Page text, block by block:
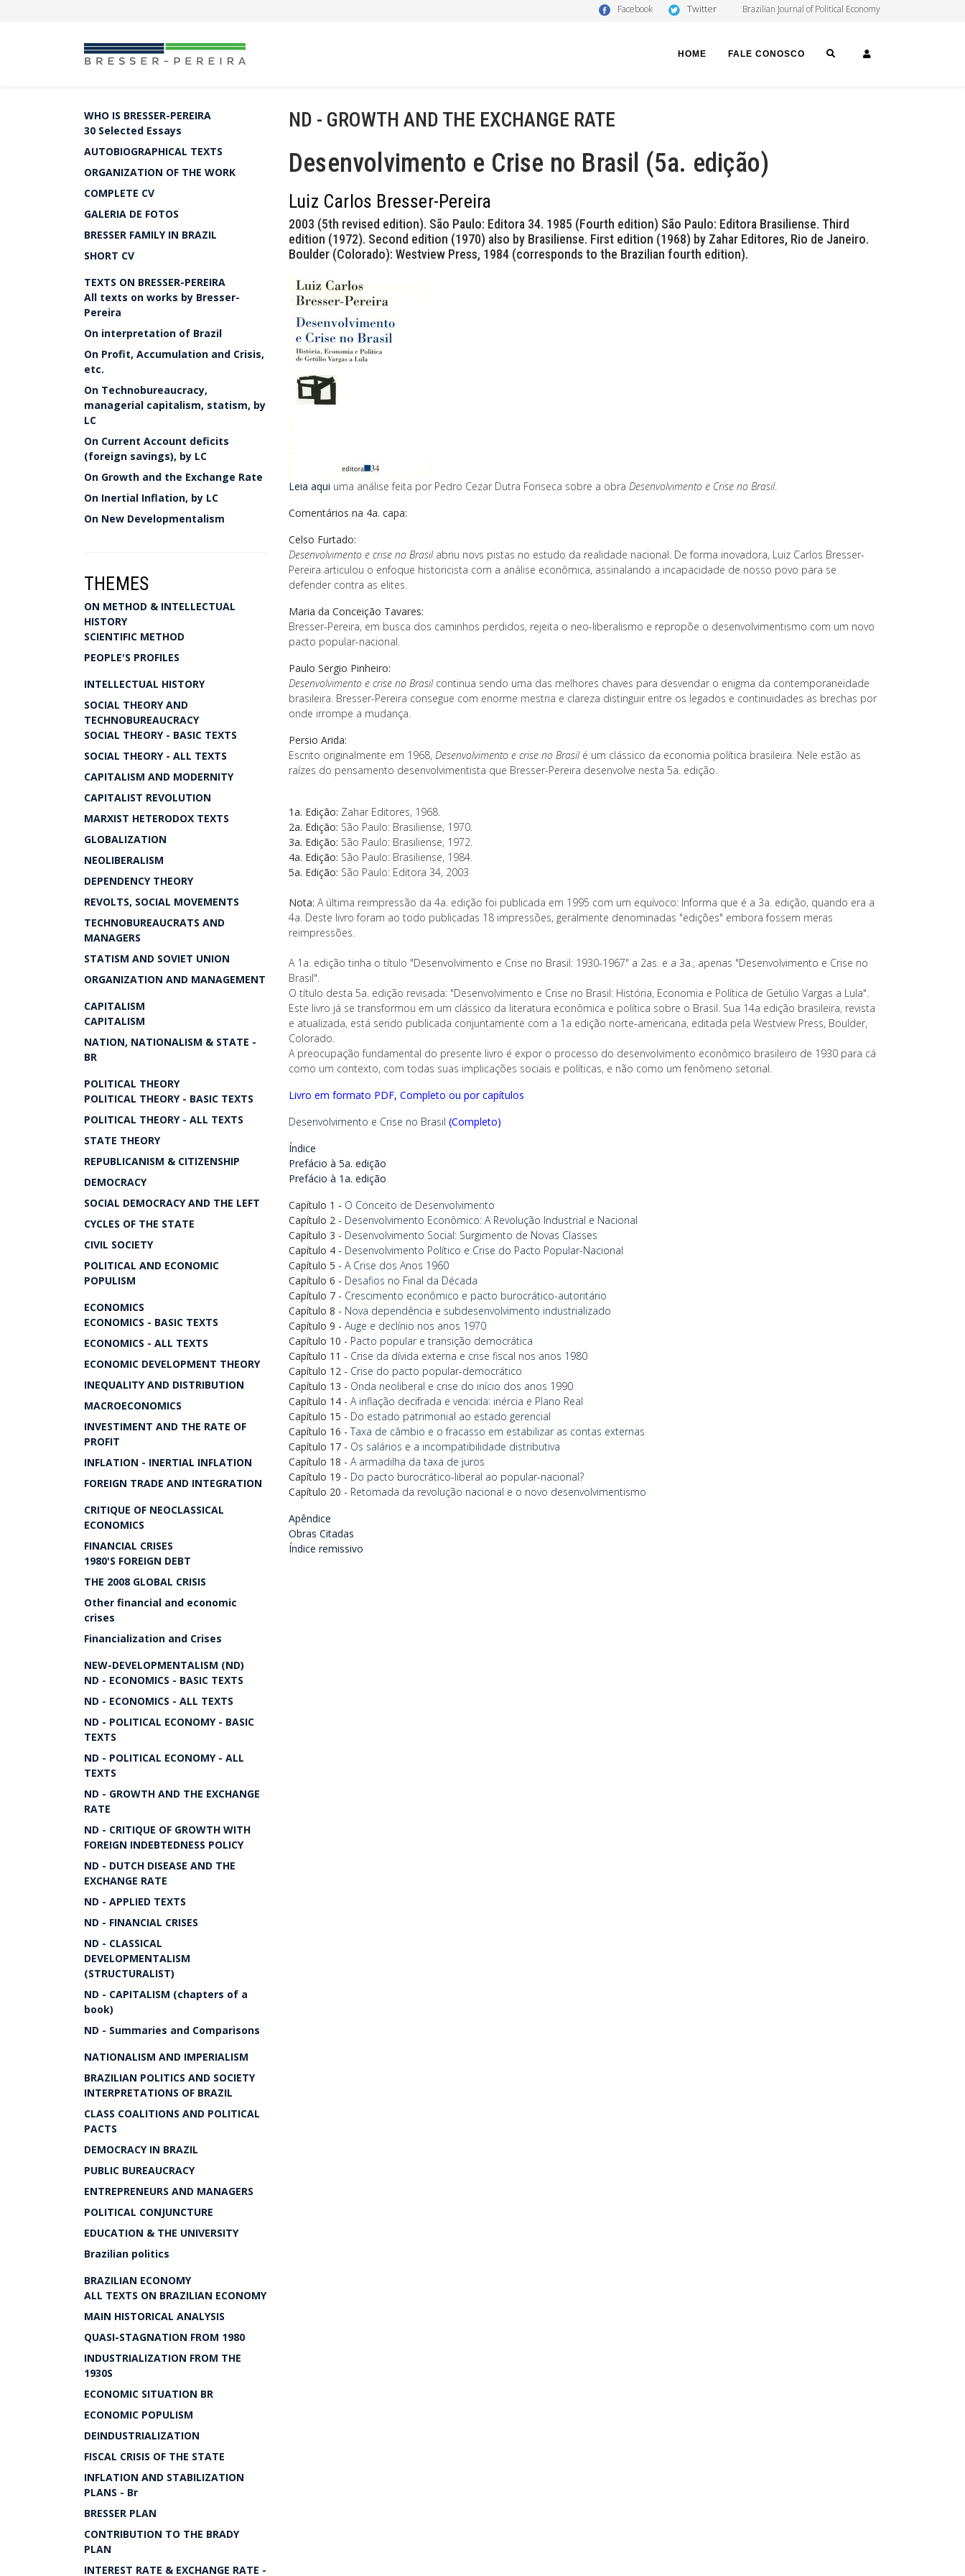
Facebook Twitter Brazilian Journal of Political Economy
HOME FALE CONOSCO SEARCH
WHO IS BRESSER-PEREIRA
30 Selected Essays
AUTOBIOGRAPHICAL TEXTS
ORGANIZATION OF THE WORK
COMPLETE CV
GALERIA DE FOTOS
BRESSER FAMILY IN BRAZIL
SHORT CV
TEXTS ON BRESSER-PEREIRA
All texts on works by Bresser-
Pereira
On interpretation of Brazil
On Profit, Accumulation and Crisis,
etc.
On Technobureaucracy,
managerial capitalism, statism, by
LC
On Current Account deficits
(foreign savings), by LC
On Growth and the Exchange Rate
On Inertial Inflation, by LC
On New Developmentalism
THEMES
ON METHOD & INTELLECTUAL
HISTORY
SCIENTIFIC METHOD
PEOPLE'S PROFILES
INTELLECTUAL HISTORY
SOCIAL THEORY AND
TECHNOBUREAUCRACY
SOCIAL THEORY - BASIC TEXTS
SOCIAL THEORY - ALL TEXTS
CAPITALISM AND MODERNITY
CAPITALIST REVOLUTION
MARXIST HETERODOX TEXTS
GLOBALIZATION
NEOLIBERALISM
DEPENDENCY THEORY
REVOLTS, SOCIAL MOVEMENTS
TECHNOBUREAUCRATS AND
MANAGERS
STATISM AND SOVIET UNION
ORGANIZATION AND MANAGEMENT
CAPITALISM
CAPITALISM
NATION, NATIONALISM & STATE -
BR
POLITICAL THEORY
POLITICAL THEORY - BASIC TEXTS
POLITICAL THEORY - ALL TEXTS
STATE THEORY
REPUBLICANISM & CITIZENSHIP
DEMOCRACY
SOCIAL DEMOCRACY AND THE LEFT
CYCLES OF THE STATE
CIVIL SOCIETY
POLITICAL AND ECONOMIC
POPULISM
ECONOMICS
ECONOMICS - BASIC TEXTS
ECONOMICS - ALL TEXTS
ECONOMIC DEVELOPMENT THEORY
INEQUALITY AND DISTRIBUTION
MACROECONOMICS
INVESTIMENT AND THE RATE OF
PROFIT
INFLATION - INERTIAL INFLATION
FOREIGN TRADE AND INTEGRATION
CRITIQUE OF NEOCLASSICAL
ECONOMICS
FINANCIAL CRISES
1980'S FOREIGN DEBT
THE 2008 GLOBAL CRISIS
Other financial and economic
crises
Financialization and Crises
NEW-DEVELOPMENTALISM (ND)
ND - ECONOMICS - BASIC TEXTS
ND - ECONOMICS - ALL TEXTS
ND - POLITICAL ECONOMY - BASIC
TEXTS
ND - POLITICAL ECONOMY - ALL
TEXTS
ND - GROWTH AND THE EXCHANGE
RATE
ND - CRITIQUE OF GROWTH WITH
FOREIGN INDEBTEDNESS POLICY
ND - DUTCH DISEASE AND THE
EXCHANGE RATE
ND - APPLIED TEXTS
ND - FINANCIAL CRISES
ND - CLASSICAL
DEVELOPMENTALISM
(STRUCTURALIST)
ND - CAPITALISM (chapters of a
book)
ND - Summaries and Comparisons
NATIONALISM AND IMPERIALISM
BRAZILIAN POLITICS AND SOCIETY
INTERPRETATIONS OF BRAZIL
CLASS COALITIONS AND POLITICAL
PACTS
DEMOCRACY IN BRAZIL
PUBLIC BUREAUCRACY
ENTREPRENEURS AND MANAGERS
POLITICAL CONJUNCTURE
EDUCATION & THE UNIVERSITY
Brazilian politics
BRAZILIAN ECONOMY
ALL TEXTS ON BRAZILIAN ECONOMY
MAIN HISTORICAL ANALYSIS
QUASI-STAGNATION FROM 1980
INDUSTRIALIZATION FROM THE
1930S
ECONOMIC SITUATION BR
ECONOMIC POPULISM
DEINDUSTRIALIZATION
FISCAL CRISIS OF THE STATE
INFLATION AND STABILIZATION
PLANS - Br
BRESSER PLAN
CONTRIBUTION TO THE BRADY
PLAN
INTEREST RATE & EXCHANGE RATE -
ND - GROWTH AND THE EXCHANGE RATE
Desenvolvimento e Crise no Brasil (5a. edição)
Luiz Carlos Bresser-Pereira
2003 (5th revised edition). São Paulo: Editora 34. 1985 (Fourth edition) São Paulo: Editora Brasiliense. Third
edition (1972). Second edition (1970) also by Brasiliense. First edition (1968) by Zahar Editores, Rio de Janeiro.
Boulder (Colorado): Westview Press, 1984 (corresponds to the Brazilian fourth edition).
Leia aqui uma análise feita por Pedro Cezar Dutra Fonseca sobre a obra Desenvolvimento e Crise no Brasil.
Comentários na 4a. capa:
Celso Furtado:
Desenvolvimento e crise no Brasil abriu novs pistas no estudo da realidade nacional. De forma inovadora, Luiz Carlos Bresser-
Pereira articulou o enfoque historicista com a análise econômica, assinalando a incapacidade de nosso povo para se
defender contra as elites.
Maria da Conceição Tavares:
Bresser-Pereira, em busca dos caminhos perdidos, rejeita o neo-liberalismo e repropõe o desenvolvimentismo com um novo
pacto popular-nacional.
Paulo Sergio Pinheiro:
Desenvolvimento e crise no Brasil continua sendo uma das melhores chaves para desvendar o enigma da contemporaneidade
brasileira. Bresser-Pereira consegue com enorme mestria e clareza distinguir entre os legados e continuidades as brechas por
onde irrompe a mudança.
Persio Arida:
Escrito originalmente em 1968, Desenvolvimento e crise no Brasil é um clássico da economia política brasileira. Nele estão as
raízes do pensamento desenvolvimentista que Bresser-Pereira desenvolve nesta 5a. edição.
1a. Edição: Zahar Editores, 1968.
2a. Edição: São Paulo: Brasiliense, 1970.
3a. Edição: São Paulo: Brasiliense, 1972.
4a. Edição: São Paulo: Brasiliense, 1984.
5a. Edição: São Paulo: Editora 34, 2003
Nota: A última reimpressão da 4a. edição foi publicada em 1995 com um equívoco: Informa que é a 3a. edição, quando era a
4a. Deste livro foram ao todo publicadas 18 impressões, geralmente denominadas "edições" embora fossem meras
reimpressões.
A 1a. edição tinha o título "Desenvolvimento e Crise no Brasil: 1930-1967" a 2as. e a 3a., apenas "Desenvolvimento e Crise no
Brasil".
O título desta 5a. edição revisada: "Desenvolvimento e Crise no Brasil: História, Economia e Política de Getúlio Vargas a Lula".
Este livro já se transformou em um clássico da literatura econômica e política sobre o Brasil. Sua 14a edição brasileira, revista
e atualizada, está sendo publicada conjuntamente com a 1a edição norte-americana, editada pela Westview Press, Boulder,
Colorado.
A preocupação fundamental do presente livro é expor o processo do desenvolvimento econômico brasileiro de 1930 para cá
como um contexto, com todas suas implicações sociais e políticas, e não como um fenômeno setorial.
Livro em formato PDF, Completo ou por capítulos
Desenvolvimento e Crise no Brasil (Completo)
Índice
Prefácio à 5a. edição
Prefácio à 1a. edição
Capítulo 1 - O Conceito de Desenvolvimento
Capítulo 2 - Desenvolvimento Econômico: A Revolução Industrial e Nacional
Capítulo 3 - Desenvolvimento Social: Surgimento de Novas Classes
Capítulo 4 - Desenvolvimento Político e Crise do Pacto Popular-Nacional
Capítulo 5 - A Crise dos Anos 1960
Capítulo 6 - Desafios no Final da Década
Capítulo 7 - Crescimento econômico e pacto burocrático-autoritário
Capítulo 8 - Nova dependência e subdesenvolvimento industrializado
Capítulo 9 - Auge e declínio nos anos 1970
Capítulo 10 - Pacto popular e transição democrática
Capítulo 11 - Crise da dívida externa e crise fiscal nos anos 1980
Capítulo 12 - Crise do pacto popular-democrático
Capítulo 13 - Onda neoliberal e crise do início dos anos 1990
Capítulo 14 - A inflação decifrada e vencida: inércia e Plano Real
Capítulo 15 - Do estado patrimonial ao estado gerencial
Capítulo 16 - Taxa de câmbio e o fracasso em estabilizar as contas externas
Capítulo 17 - Os salários e a incompatibilidade distributiva
Capítulo 18 - A armadilha da taxa de juros
Capítulo 19 - Do pacto burocrático-liberal ao popular-nacional?
Capítulo 20 - Retomada da revolução nacional e o novo desenvolvimentismo
Apêndice
Obras Citadas
Índice remissivo